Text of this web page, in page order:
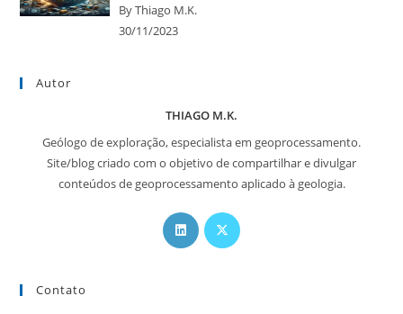
By Thiago M.K.
30/11/2023
Autor
THIAGO M.K.
Geólogo de exploração, especialista em geoprocessamento.
Site/blog criado com o objetivo de compartilhar e divulgar
conteúdos de geoprocessamento aplicado à geologia.
Contato